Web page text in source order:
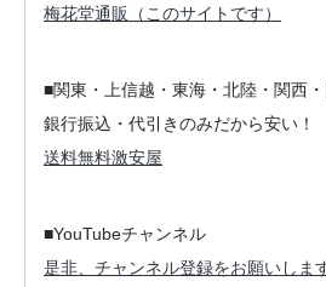
梅花堂通販（このサイトです）
■関東・上信越・東海・北陸・関西
銀行振込・代引きのみだから安い！
送料無料激安屋
■YouTubeチャンネル
是非、チャンネル登録をお願いしま